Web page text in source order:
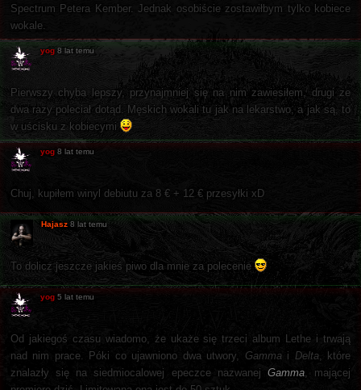
Spectrum Petera Kember. Jednak osobiście zostawiłbym tylko kobiece
wokale.
yog 8 lat temu
Pierwszy chyba lepszy, przynajmniej się na nim zawiesiłem, drugi ze
dwa razy poleciał dotąd. Męskich wokali tu jak na lekarstwo, a jak są, to
w uścisku z kobiecymi
yog 8 lat temu
Chuj, kupiłem winyl debiutu za 8 € + 12 € przesyłki xD
Hajasz 8 lat temu
To dolicz jeszcze jakieś piwo dla mnie za polecenie
yog 5 lat temu
Od jakiegoś czasu wiadomo, że ukaże się trzeci album Lethe i trwają
nad nim prace. Póki co ujawniono dwa utwory, Gammai Delta, które
znalazły się na siedmiocalowej epeczce nazwanej Gamma, mającej